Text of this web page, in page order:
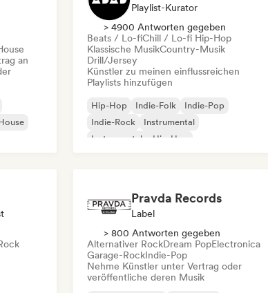
an
Playlist-Kurator
> 4900 Antworten gegeben
Beats / Lo-fiChill / Lo-fi Hip-Hop
Klassische MusikCountry-Musik
Drill/Jersey
Künstler zu meinen einflussreichen
Playlists hinzufügen
Hip-Hop Indie-Folk
Indie-Pop
Indie-Rock
Instrumental
Instrumentaler Hip-Hop
Pravda Records
Label
> 800 Antworten gegeben
Alternativer RockDream PopElectronica
Garage-RockIndie-Pop
Nehme Künstler unter Vertrag oder
veröffentliche deren Musik